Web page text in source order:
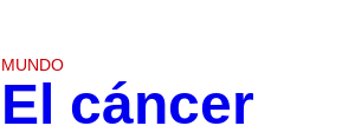
MUNDO
El cáncer